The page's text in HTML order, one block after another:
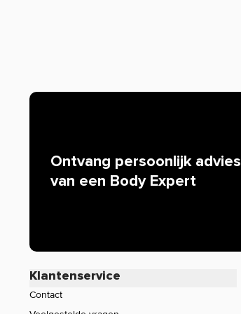
Ontvang persoonlijk advies
van een Body Expert
Klantenservice
Contact